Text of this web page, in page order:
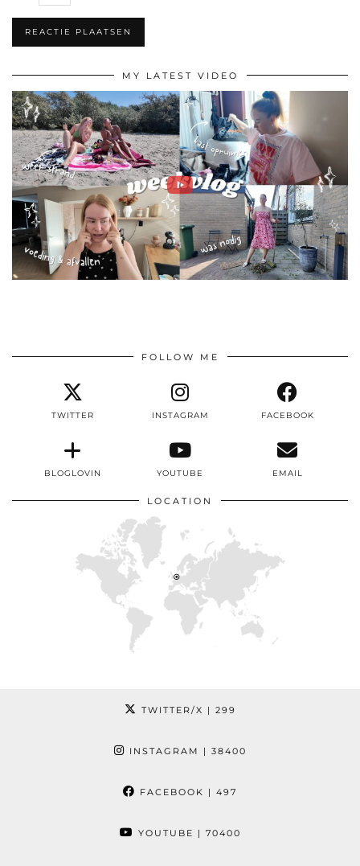
MY LATEST VIDEO
FOLLOW ME
TWITTER INSTAGRAM FACEBOOK
BLOGLOVIN YOUTUBE EMAIL
LOCATION
TWITTER/X | 299
INSTAGRAM | 38400
FACEBOOK | 497
YOUTUBE | 70400